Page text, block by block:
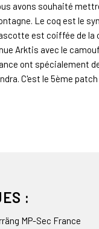
avons souhaité
Le coq est le
est coiffée de la
Arktis avec le
ont spécialement
C'est le 5ème
:
MP-Sec France